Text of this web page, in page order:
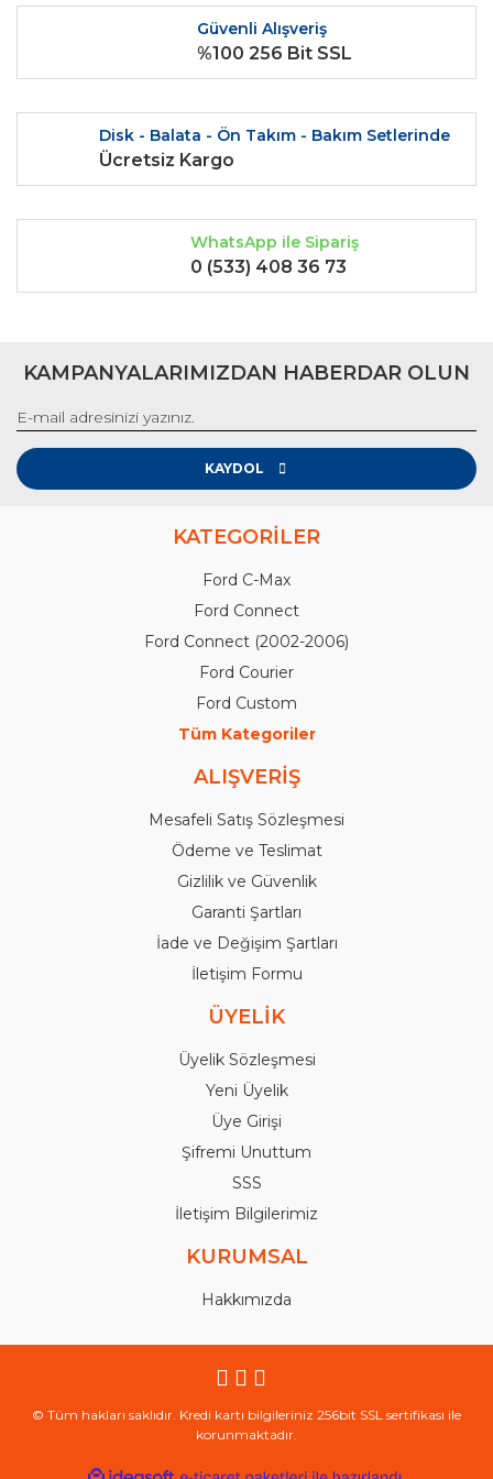
Ürün fiyatı diğer sitelerden daha pahalı.
Bu ürüne benzer farklı alternatifler olmalı.
Gönder
Güvenli Alışveriş
%100 256 Bit SSL
Disk - Balata - Ön Takım - Bakım Setlerinde
Ücretsiz Kargo
WhatsApp ile Sipariş
0 (533) 408 36 73
KAMPANYALARIMIZDAN HABERDAR OLUN
KAYDOL
KATEGORİLER
Ford C-Max
Ford Connect
Ford Connect (2002-2006)
Ford Courier
Ford Custom
Tüm Kategoriler
ALIŞVERİŞ
Mesafeli Satış Sözleşmesi
Ödeme ve Teslimat
Gizlilik ve Güvenlik
Garanti Şartları
İade ve Değişim Şartları
İletişim Formu
ÜYELİK
Üyelik Sözleşmesi
Yeni Üyelik
Üye Girişi
Şifremi Unuttum
SSS
İletişim Bilgilerimiz
KURUMSAL
Hakkımızda
© Tüm hakları saklıdır. Kredi kartı bilgileriniz 256bit SSL sertifikası ile
korunmaktadır.